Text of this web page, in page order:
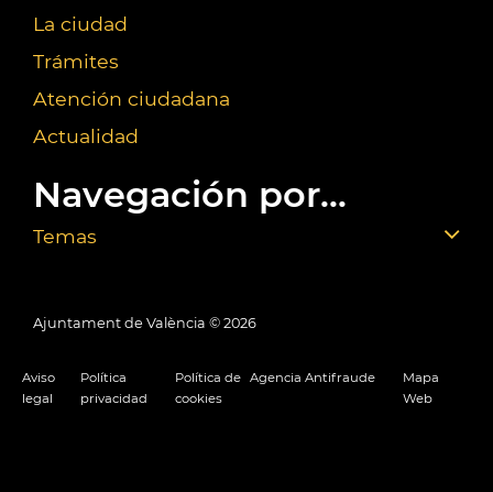
La ciudad
Trámites
Atención ciudadana
Actualidad
Navegación por...
Temas
Ajuntament de València © 2026
Aviso
legal
Política
privacidad
Política de
cookies
Agencia Antifraude
Mapa
Web